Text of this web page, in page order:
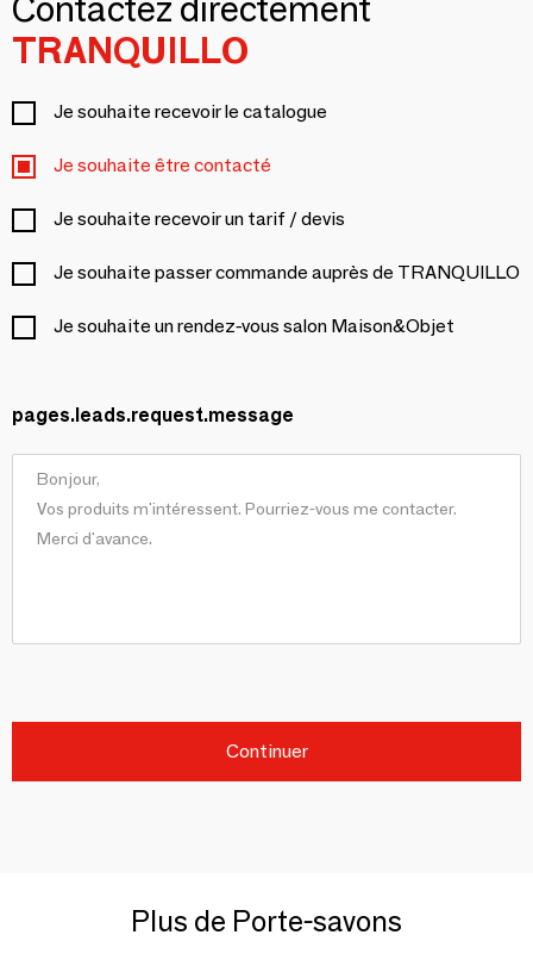
TRANQUILLO
Je souhaite recevoir le catalogue
Je souhaite être contacté
Je souhaite recevoir un tarif / devis
Je souhaite passer commande auprès de TRANQUILLO
Je souhaite un rendez-vous salon Maison&Objet
pages.leads.request.message
Continuer
Plus de Porte-savons